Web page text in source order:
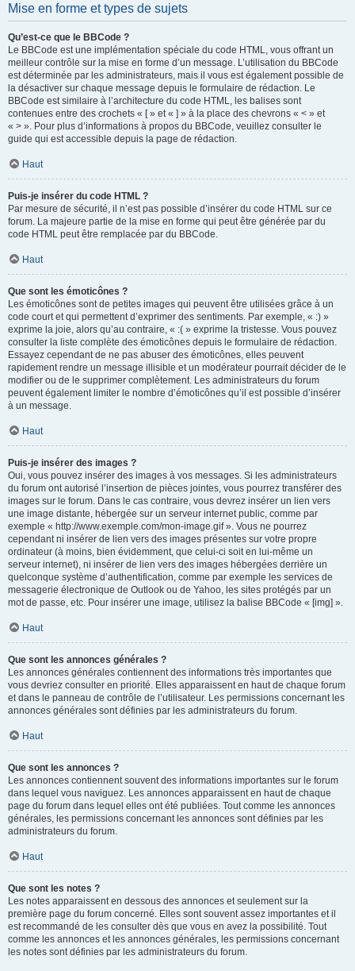
Mise en forme et types de sujets
Qu’est-ce que le BBCode ?
Le BBCode est une implémentation spéciale du code HTML, vous offrant un
meilleur contrôle sur la mise en forme d’un message. L’utilisation du BBCode
est déterminée par les administrateurs, mais il vous est également possible de
la désactiver sur chaque message depuis le formulaire de rédaction. Le
BBCode est similaire à l’architecture du code HTML, les balises sont
contenues entre des crochets « [ » et « ] » à la place des chevrons « < » et
« > ». Pour plus d’informations à propos du BBCode, veuillez consulter le
guide qui est accessible depuis la page de rédaction.
Haut
Puis-je insérer du code HTML ?
Par mesure de sécurité, il n’est pas possible d’insérer du code HTML sur ce
forum. La majeure partie de la mise en forme qui peut être générée par du
code HTML peut être remplacée par du BBCode.
Haut
Que sont les émoticônes ?
Les émoticônes sont de petites images qui peuvent être utilisées grâce à un
code court et qui permettent d’exprimer des sentiments. Par exemple, « :) »
exprime la joie, alors qu’au contraire, « :( » exprime la tristesse. Vous pouvez
consulter la liste complète des émoticônes depuis le formulaire de rédaction.
Essayez cependant de ne pas abuser des émoticônes, elles peuvent
rapidement rendre un message illisible et un modérateur pourrait décider de le
modifier ou de le supprimer complètement. Les administrateurs du forum
peuvent également limiter le nombre d’émoticônes qu’il est possible d’insérer
à un message.
Haut
Puis-je insérer des images ?
Oui, vous pouvez insérer des images à vos messages. Si les administrateurs
du forum ont autorisé l’insertion de pièces jointes, vous pourrez transférer des
images sur le forum. Dans le cas contraire, vous devrez insérer un lien vers
une image distante, hébergée sur un serveur internet public, comme par
exemple « http://www.exemple.com/mon-image.gif ». Vous ne pourrez
cependant ni insérer de lien vers des images présentes sur votre propre
ordinateur (à moins, bien évidemment, que celui-ci soit en lui-même un
serveur internet), ni insérer de lien vers des images hébergées derrière un
quelconque système d’authentification, comme par exemple les services de
messagerie électronique de Outlook ou de Yahoo, les sites protégés par un
mot de passe, etc. Pour insérer une image, utilisez la balise BBCode « [img] ».
Haut
Que sont les annonces générales ?
Les annonces générales contiennent des informations très importantes que
vous devriez consulter en priorité. Elles apparaissent en haut de chaque forum
et dans le panneau de contrôle de l’utilisateur. Les permissions concernant les
annonces générales sont définies par les administrateurs du forum.
Haut
Que sont les annonces ?
Les annonces contiennent souvent des informations importantes sur le forum
dans lequel vous naviguez. Les annonces apparaissent en haut de chaque
page du forum dans lequel elles ont été publiées. Tout comme les annonces
générales, les permissions concernant les annonces sont définies par les
administrateurs du forum.
Haut
Que sont les notes ?
Les notes apparaissent en dessous des annonces et seulement sur la
première page du forum concerné. Elles sont souvent assez importantes et il
est recommandé de les consulter dès que vous en avez la possibilité. Tout
comme les annonces et les annonces générales, les permissions concernant
les notes sont définies par les administrateurs du forum.